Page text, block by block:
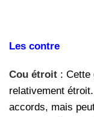
Les contre
Cou étroit : Cette
relativement
accords, mais